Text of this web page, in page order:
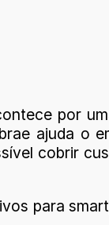
por
ajuda o
cobrir
para